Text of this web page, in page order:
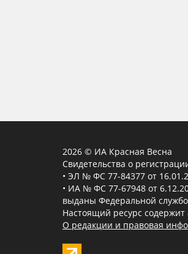
2026 © ИА Красная Весна
Свидетельства о
• ЭЛ № ФС 77-84377 от
• ИА № ФС 77-67948 от
выданы Федеральной
Настоящий ресурс
О редакции и правовая